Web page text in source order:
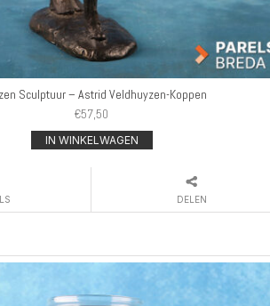
Sculptuur – Astrid Veldhuyzen-Koppen
€57,50
IN WINKELWAGEN
DELEN